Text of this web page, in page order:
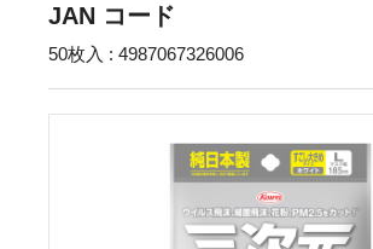
JAN コード
50枚入 : 4987067326006